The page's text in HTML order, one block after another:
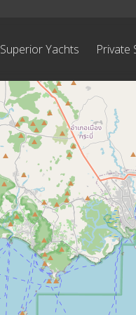
Superior Yachts Private